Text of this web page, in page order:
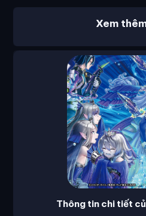
Xem
Thông tin chi tiết